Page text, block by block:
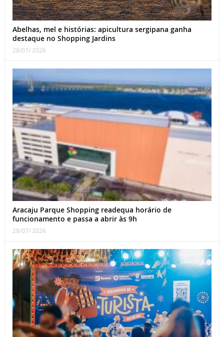
Abelhas, mel e histórias: apicultura sergipana ganha
destaque no Shopping Jardins
28/07/ 2026
Aracaju Parque Shopping readequa horário de
funcionamento e passa a abrir às 9h
28/07/ 2026